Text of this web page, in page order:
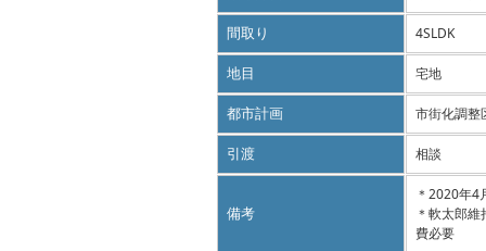
間取り 4SLDK
地目 宅地
都市計画 市街化調整
引渡 相談
備考
＊2020年
＊軟太郎
費必要